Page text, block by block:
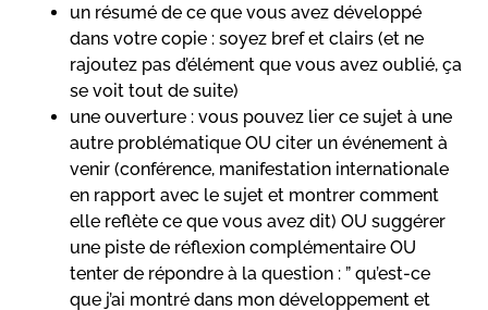
un résumé de ce que vous avez développé
dans votre copie : soyez bref et clairs (et ne
rajoutez pas d’élément que vous avez oublié, ça
se voit tout de suite)
une ouverture : vous pouvez lier ce sujet à une
autre problématique OU citer un événement à
venir (conférence, manifestation internationale
en rapport avec le sujet et montrer comment
elle reflète ce que vous avez dit) OU suggérer
une piste de réflexion complémentaire OU
tenter de répondre à la question : ” qu’est-ce
que j’ai montré dans mon développement et